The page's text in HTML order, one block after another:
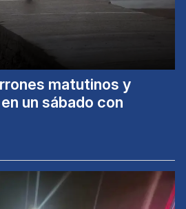
matutinos y
un sábado con